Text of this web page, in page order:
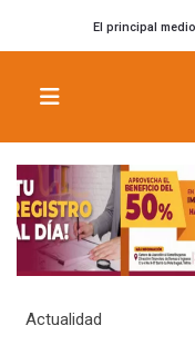
El principal
Actualidad